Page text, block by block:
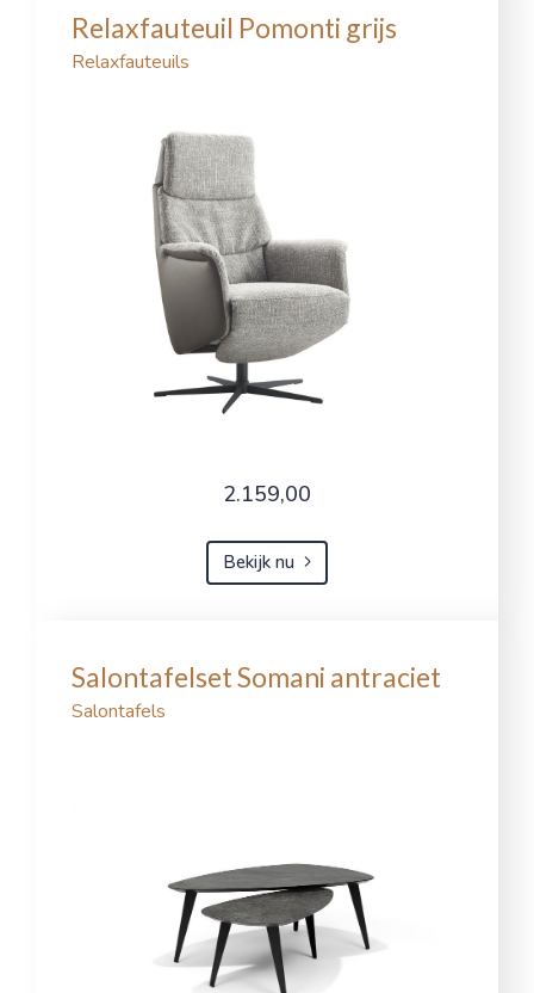
Relaxfauteuil Pomonti grijs
Relaxfauteuils
2.159,00
Bekijk nu
Salontafelset Somani antraciet
Salontafels